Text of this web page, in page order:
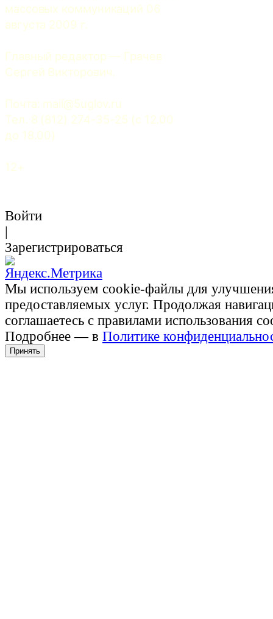
массовых коммуникаций 06
августа 2009 г.
Главный редактор — Грачев
Сергей Викторович.
Почта: mail@5uglov.ru
Тел. 8 (812) 274-35-25 (c 12.00
до 18.00)
12+
Войти
|
Зарегистрироваться
Мы используем cookie-файлы для
предоставляемых услуг. Продолжая
соглашаетесь с правилами использования
Подробнее — в Политике
Принять